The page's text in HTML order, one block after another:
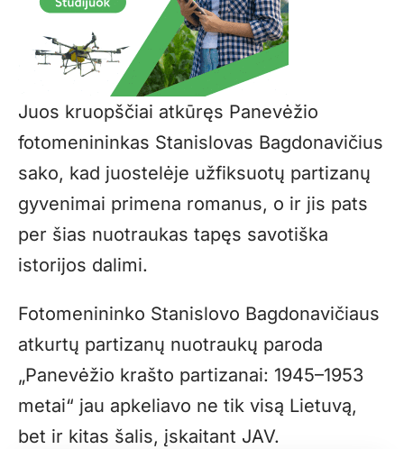
Juos kruopščiai atkūręs Panevėžio
fotomenininkas Stanislovas Bagdonavičius
sako, kad juostelėje užfiksuotų partizanų
gyvenimai primena romanus, o ir jis pats
per šias nuotraukas tapęs savotiška
istorijos dalimi.
Fotomenininko Stanislovo Bagdonavičiaus
atkurtų partizanų nuotraukų paroda
„Panevėžio krašto partizanai: 1945–1953
metai“ jau apkeliavo ne tik visą Lietuvą,
bet ir kitas šalis, įskaitant JAV.